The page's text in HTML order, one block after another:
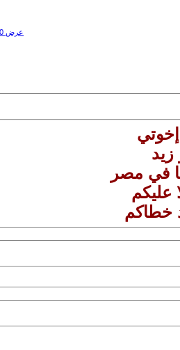
عرض 40 مشاركات من هذا الموضوع لكل صفحة
زيد
في مصر
عليكم
خطاكم